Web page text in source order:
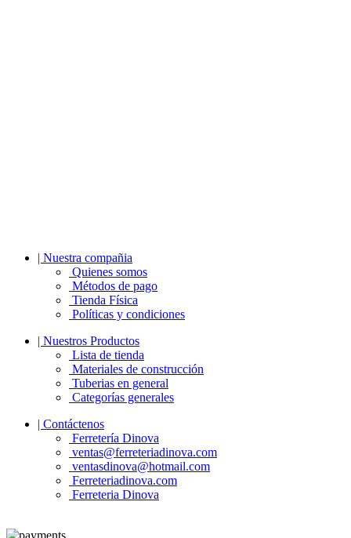
| Nuestra compañia
Quienes somos
Métodos de pago
Tienda Física
Políticas y condiciones
| Nuestros Productos
Lista de tienda
Materiales de construcción
Tuberias en general
Categorías generales
| Contáctenos
Ferretería Dinova
ventas@ferreteriadinova.com
ventasdinova@hotmail.com
Ferreteriadinova.com
Ferreteria Dinova